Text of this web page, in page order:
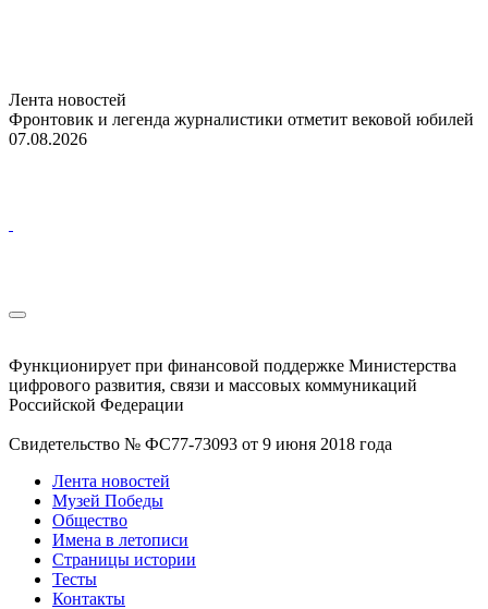
Лента новостей
Фронтовик и легенда журналистики отметит вековой юбилей
07.08.2026
Функционирует при финансовой поддержке Министерства
цифрового развития, связи и массовых коммуникаций
Российской Федерации
Свидетельство № ФС77-73093 от 9 июня 2018 года
Лента новостей
Музей Победы
Общество
Имена в летописи
Страницы истории
Тесты
Контакты